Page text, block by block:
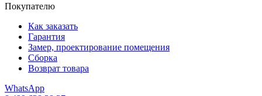
Покупателю
Как заказать
Гарантия
Замер, проектирование помещения
Сборка
Возврат товара
WhatsApp